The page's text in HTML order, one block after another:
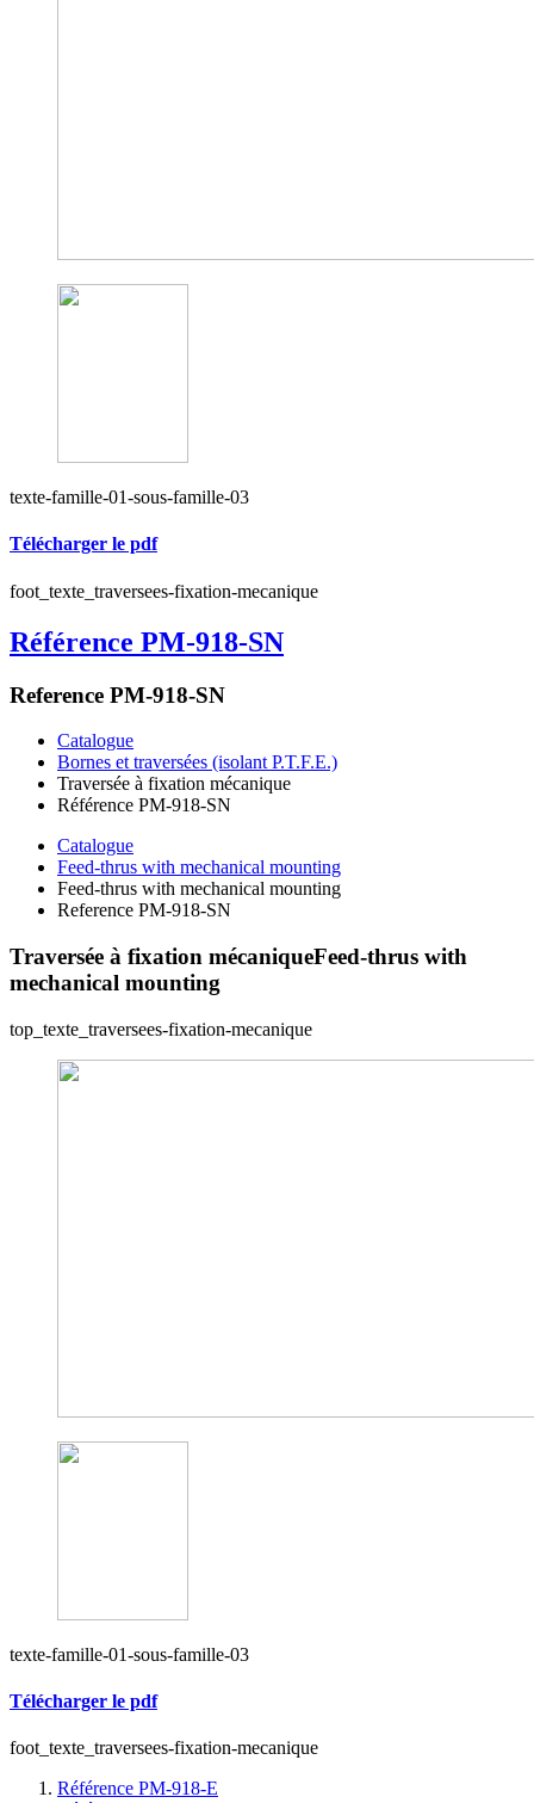
texte-famille-01-sous-famille-03
Télécharger le pdf
foot_texte_traversees-fixation-mecanique
Référence PM-918-SN
Reference PM-918-SN
Catalogue
Bornes et traversées (isolant P.T.F.E.)
Traversée à fixation mécanique
Référence PM-918-SN
Catalogue
Feed-thrus with mechanical mounting
Feed-thrus with mechanical mounting
Reference PM-918-SN
Traversée à fixation mécaniqueFeed-thrus with
mechanical mounting
top_texte_traversees-fixation-mecanique
texte-famille-01-sous-famille-03
Télécharger le pdf
foot_texte_traversees-fixation-mecanique
Référence PM-918-E